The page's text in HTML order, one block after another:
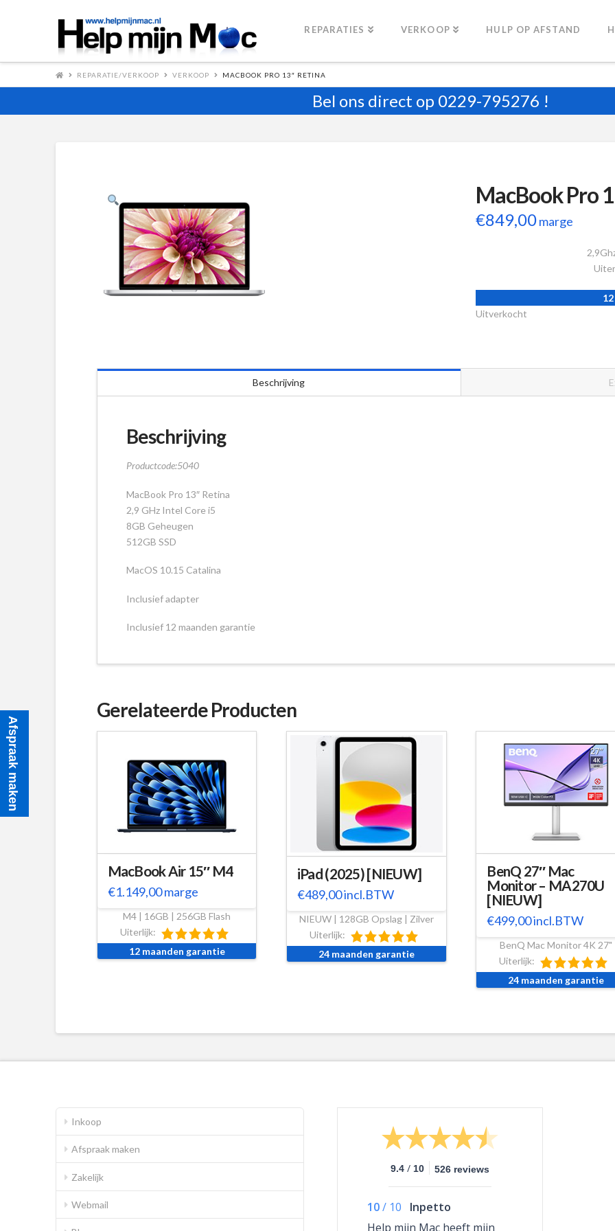
REPARATIES VERKOOP HULP OP AFSTAND
REPARATIE/VERKOOP VERKOOP MACBOOK PRO 13″ RETINA
Bel ons direct op 0229-795276 !
MacBook Pro
€849,00marge
Uitverkocht
Beschrijving
Beschrijving
Productcode:5040
MacBook Pro 13″ Retina
2,9 GHz Intel Core i5
8GB Geheugen
512GB SSD
MacOS 10.15 Catalina
Inclusief adapter
Inclusief 12 maanden garantie
Gerelateerde Producten
MacBook Air 15″ M4
€1.149,00marge
M4 | 16GB | 256GB Flash
Uiterlijk:
12 maanden garantie
iPad (2025) [NIEUW]
€489,00incl.BTW
NIEUW | 128GB Opslag | Zilver
Uiterlijk:
24 maanden garantie
BenQ 27″ Mac
Monitor – MA270U
[NIEUW]
€499,00incl.BTW
BenQ Mac Monitor 4K 27"
Uiterlijk:
24 maanden garantie
Inkoop
Afspraak maken
Zakelijk
Webmail
9.4 / 10 526 reviews
10/ 10
Inpetto
Help mijn Mac heeft mijn
Afspraak maken